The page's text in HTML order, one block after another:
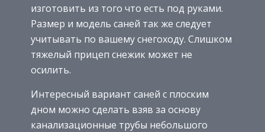
изготовить из того что есть под руками.
Размер и модель саней так же следует
учитывать по вашему снегоходу. Слишком
тяжелый прицеп снежик может не
осилить.
Интересный вариант саней с плоским
дном можно сделать взяв за основу
канализационные трубы небольшого